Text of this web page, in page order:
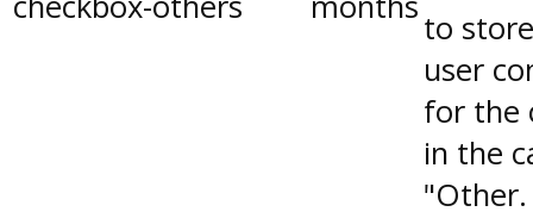
to
user
for the
in the
"Other.